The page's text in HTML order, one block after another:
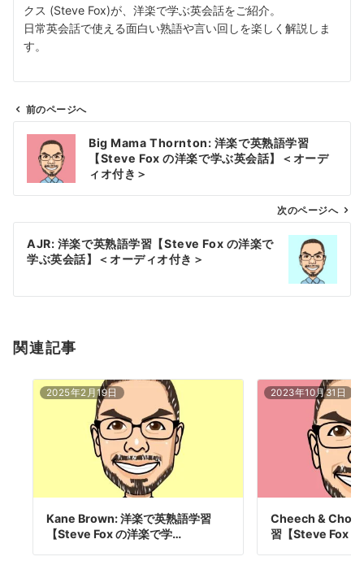
クス (Steve Fox)が、洋楽で学ぶ英会話をご紹介。
日常英会話で使える面白い熟語や言い回しを楽しく解説しま
す。
ン
前のページへ
Big Mama Thornton: 洋楽で英熟語学習
【Steve Fox の洋楽で学ぶ英会話】＜オーデ
ィオ付き＞
次のページへ
AJR: 洋楽で英熟語学習【Steve Fox の洋楽で
学ぶ英会話】＜オーディオ付き＞
関連記事
2025年2月19日
Kane Brown: 洋楽で英熟語学習
【Steve Fox の洋楽で学…
2023年10月31日
Cheech &
習【Steve Fox